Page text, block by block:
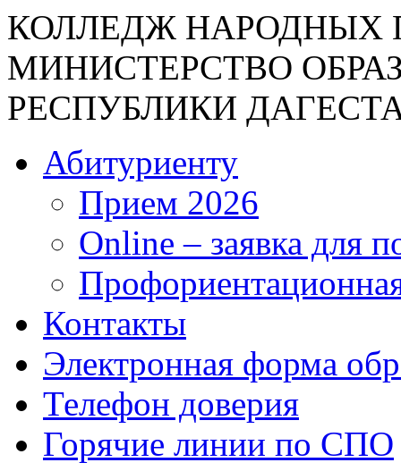
КОЛЛЕДЖ НАРОДНЫХ
МИНИСТЕРСТВО
РЕСПУБЛИКИ
Абитуриенту
Прием 2026
Online – заявка для
Контакты
Электронная форма
Телефон доверия
Горячие линии по СПО